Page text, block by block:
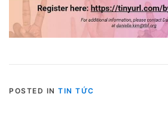
POSTED IN TIN TỨC